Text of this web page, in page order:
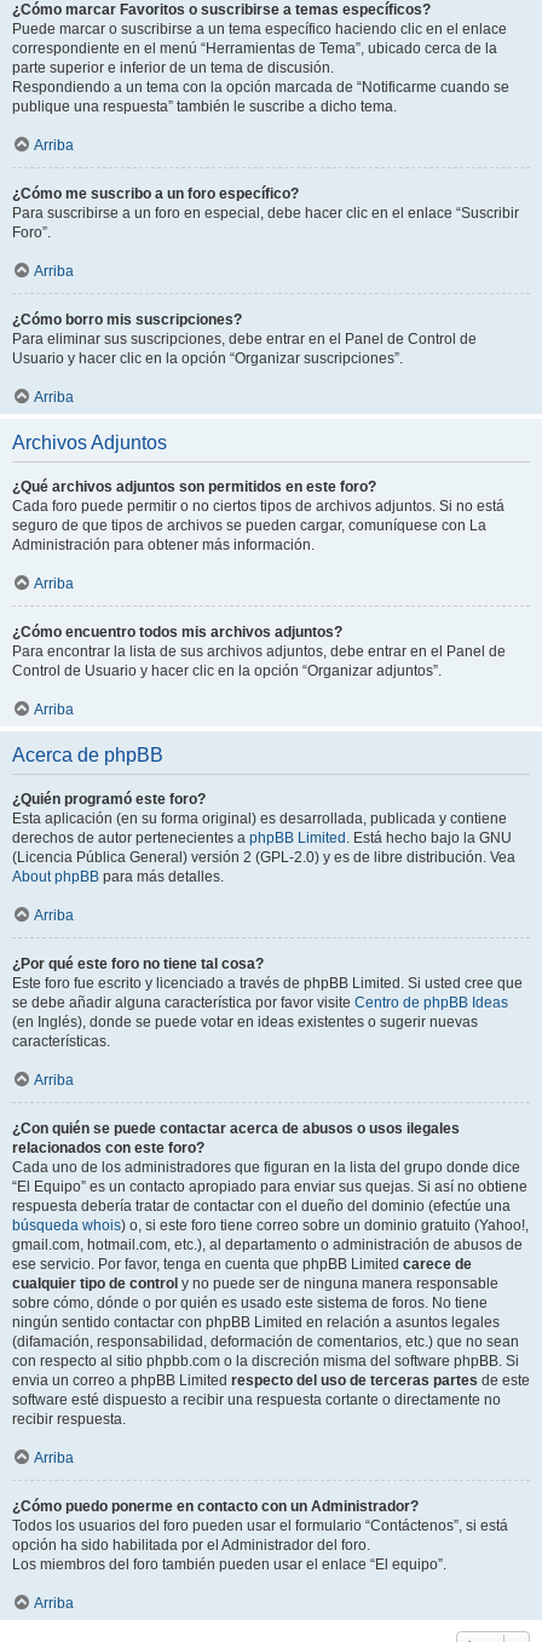
¿Cómo marcar Favoritos o suscribirse a temas específicos?
Puede marcar o suscribirse a un tema específico haciendo clic en el enlace
correspondiente en el menú “Herramientas de Tema”, ubicado cerca de la
parte superior e inferior de un tema de discusión.
Respondiendo a un tema con la opción marcada de “Notificarme cuando se
publique una respuesta” también le suscribe a dicho tema.
Arriba
¿Cómo me suscribo a un foro específico?
Para suscribirse a un foro en especial, debe hacer clic en el enlace “Suscribir
Foro”.
Arriba
¿Cómo borro mis suscripciones?
Para eliminar sus suscripciones, debe entrar en el Panel de Control de
Usuario y hacer clic en la opción “Organizar suscripciones”.
Arriba
Archivos Adjuntos
¿Qué archivos adjuntos son permitidos en este foro?
Cada foro puede permitir o no ciertos tipos de archivos adjuntos. Si no está
seguro de que tipos de archivos se pueden cargar, comuníquese con La
Administración para obtener más información.
Arriba
¿Cómo encuentro todos mis archivos adjuntos?
Para encontrar la lista de sus archivos adjuntos, debe entrar en el Panel de
Control de Usuario y hacer clic en la opción “Organizar adjuntos”.
Arriba
Acerca de phpBB
¿Quién programó este foro?
Esta aplicación (en su forma original) es desarrollada, publicada y contiene
derechos de autor pertenecientes a phpBB Limited . Está hecho bajo la GNU
(Licencia Pública General) versión 2 (GPL-2.0) y es de libre distribución. Vea
About phpBB para más detalles.
Arriba
¿Por qué este foro no tiene tal cosa?
Este foro fue escrito y licenciado a través de phpBB Limited. Si usted cree que
se debe añadir alguna característica por favor visite Centro de phpBB Ideas
(en Inglés), donde se puede votar en ideas existentes o sugerir nuevas
características.
Arriba
¿Con quién se puede contactar acerca de abusos o usos ilegales
relacionados con este foro?
Cada uno de los administradores que figuran en la lista del grupo donde dice
“El Equipo” es un contacto apropiado para enviar sus quejas. Si así no obtiene
respuesta debería tratar de contactar con el dueño del dominio (efectúe una
búsqueda whois) o, si este foro tiene correo sobre un dominio gratuito (Yahoo!,
gmail.com, hotmail.com, etc.), al departamento o administración de abusos de
ese servicio. Por favor, tenga en cuenta que phpBB Limited carece de
cualquier tipo de control y no puede ser de ninguna manera responsable
sobre cómo, dónde o por quién es usado este sistema de foros. No tiene
ningún sentido contactar con phpBB Limited en relación a asuntos legales
(difamación, responsabilidad, deformación de comentarios, etc.) que no sean
con respecto al sitio phpbb.com o la discreción misma del software phpBB. Si
envia un correo a phpBB Limited respecto del uso de terceras partes de este
software esté dispuesto a recibir una respuesta cortante o directamente no
recibir respuesta.
Arriba
¿Cómo puedo ponerme en contacto con un Administrador?
Todos los usuarios del foro pueden usar el formulario “Contáctenos”, si está
opción ha sido habilitada por el Administrador del foro.
Los miembros del foro también pueden usar el enlace “El equipo”.
Arriba